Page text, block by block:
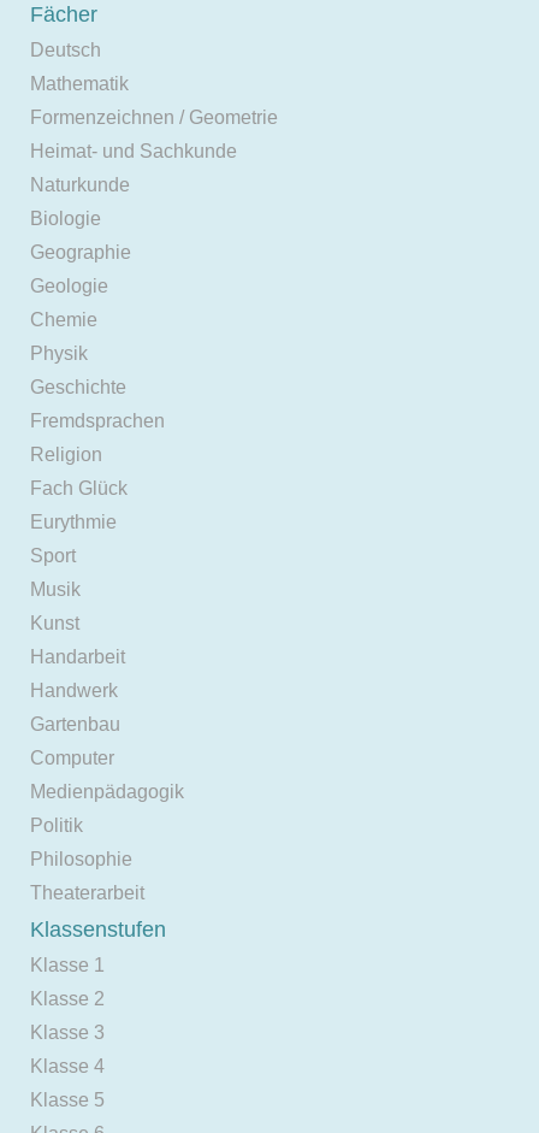
Fächer
Deutsch
Mathematik
Formenzeichnen / Geometrie
Heimat- und Sachkunde
Naturkunde
Biologie
Geographie
Geologie
Chemie
Physik
Geschichte
Fremdsprachen
Religion
Fach Glück
Eurythmie
Sport
Musik
Kunst
Handarbeit
Handwerk
Gartenbau
Computer
Medienpädagogik
Politik
Philosophie
Theaterarbeit
Klassenstufen
Klasse 1
Klasse 2
Klasse 3
Klasse 4
Klasse 5